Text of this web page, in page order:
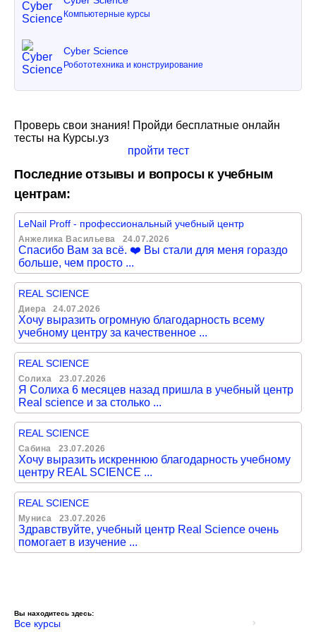
Компьютерные курсы
Cyber Science
Робототехника и конструирование
Проверь свои знания! Пройди бесплатные онлайн
тесты на Курсы.уз
пройти тест
Последние отзывы и вопросы к учебным
центрам:
LeNail Proff - профессиональный учебный центр
Анжелика Васильева 24.07.2026
Спасибо Вам за всё. ❤️ Вы стали для меня гораздо
больше, чем просто ...
REAL SCIENCE
Диера 24.07.2026
Хочу выразить огромную благодарность всему
учебному центру за качественное ...
REAL SCIENCE
Солиха 23.07.2026
Я Солиха 6 месяцев назад пришла в учебный центр
Real science и за столько ...
REAL SCIENCE
Сабина 23.07.2026
Хочу выразить искреннюю благодарность учебному
центру REAL SCIENCE ...
REAL SCIENCE
Муниса 23.07.2026
Здравствуйте, учебный центр Real Science очень
помогает в изучение ...
Вы находитесь здесь:
Все курсы